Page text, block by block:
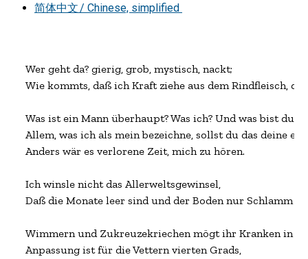
简体中文 / Chinese, simplified
Wer geht da? gierig, grob, mystisch, nackt;
Wie kommts, daß ich Kraft ziehe aus dem Rindfleisch, das
Was ist ein Mann überhaupt? Was ich? Und was bist du?
Allem, was ich als mein bezeichne, sollst du das deine
Anders wär es verlorene Zeit, mich zu hören.
Ich winsle nicht das Allerweltsgewinsel,
Daß die Monate leer sind und der Boden nur Schlamm
Wimmern und Zukreuzekriechen mögt ihr Kranken in
Anpassung ist für die Vettern vierten Grads,